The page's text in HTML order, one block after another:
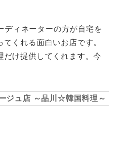
ディネーターの方が自宅を
くれる面白いお店です。
だけ提供してくれます。今
ジュ店 ～品川☆韓国料理～